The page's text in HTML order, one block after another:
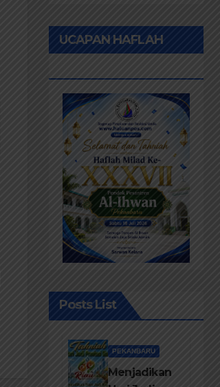
UCAPAN HAFLAH
Posts List
PEKANBARU
Menjadikan